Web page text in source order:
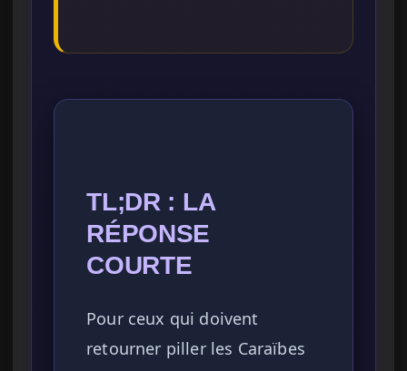
TL;DR : LA
RÉPONSE
COURTE
Pour ceux qui doivent
retourner piller les Caraïbes